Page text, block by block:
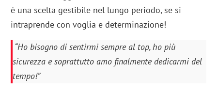
è una scelta gestibile nel lungo periodo, se si
intraprende con voglia e determinazione!
“Ho bisogno di sentirmi sempre al top, ho più
sicurezza e soprattutto amo finalmente dedicarmi del
tempo!”